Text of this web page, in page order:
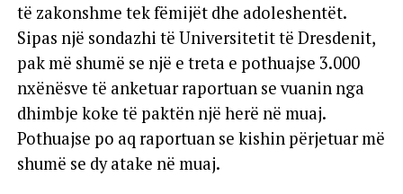
të zakonshme tek fëmijët dhe adoleshentët.
Sipas një sondazhi të Universitetit të Dresdenit,
pak më shumë se një e treta e pothuajse 3.000
nxënësve të anketuar raportuan se vuanin nga
dhimbje koke të paktën një herë në muaj.
Pothuajse po aq raportuan se kishin përjetuar më
shumë se dy atake në muaj.